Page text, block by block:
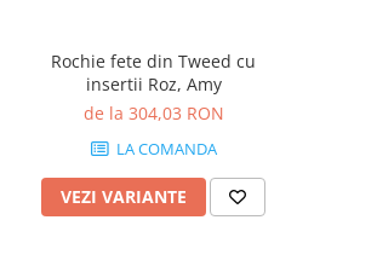
Rochie fete din Tweed cu
insertii Roz, Amy
de la 304,03 RON
LA COMANDA
VEZI VARIANTE